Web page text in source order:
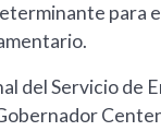
para
del Servicio de